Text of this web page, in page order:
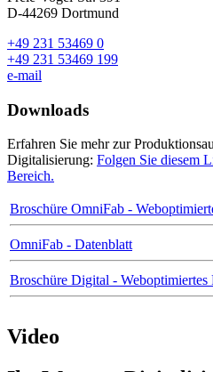
D-44269 Dortmund
+49 231 53469 0
+49 231 53469 199
e-mail
Downloads
Erfahren Sie mehr zur
Digitalisierung: Folgen Sie diesem
Bereich.
Broschüre OmniFab -
OmniFab - Datenblatt
Broschüre Digital -
Video